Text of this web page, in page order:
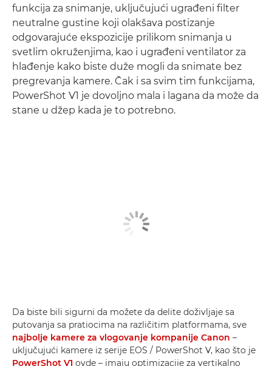
funkcija za snimanje, uključujući ugrađeni filter
neutralne gustine koji olakšava postizanje
odgovarajuće ekspozicije prilikom snimanja u
svetlim okruženjima, kao i ugrađeni ventilator za
hlađenje kako biste duže mogli da snimate bez
pregrevanja kamere. Čak i sa svim tim funkcijama,
PowerShot V1 je dovoljno mala i lagana da može da
stane u džep kada je to potrebno.
Da biste bili sigurni da možete da delite doživljaje sa
putovanja sa pratiocima na različitim platformama, sve
najbolje kamere za vlogovanje kompanije Canon –
uključujući kamere iz serije EOS / PowerShot V, kao što je
PowerShot V1 ovde – imaju optimizacije za vertikalno